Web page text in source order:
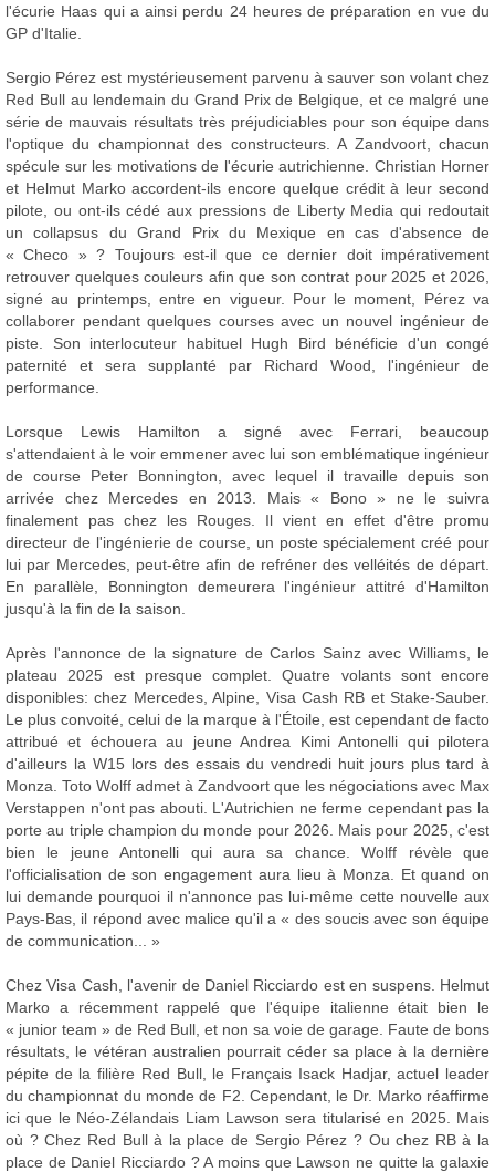
l'écurie Haas qui a ainsi perdu 24 heures de préparation en vue du
GP d'Italie.
Sergio Pérez est mystérieusement parvenu à sauver son volant chez
Red Bull au lendemain du Grand Prix de Belgique, et ce malgré une
série de mauvais résultats très préjudiciables pour son équipe dans
l'optique du championnat des constructeurs. A Zandvoort, chacun
spécule sur les motivations de l'écurie autrichienne. Christian Horner
et Helmut Marko accordent-ils encore quelque crédit à leur second
pilote, ou ont-ils cédé aux pressions de Liberty Media qui redoutait
un collapsus du Grand Prix du Mexique en cas d'absence de
« Checo » ? Toujours est-il que ce dernier doit impérativement
retrouver quelques couleurs afin que son contrat pour 2025 et 2026,
signé au printemps, entre en vigueur. Pour le moment, Pérez va
collaborer pendant quelques courses avec un nouvel ingénieur de
piste. Son interlocuteur habituel Hugh Bird bénéficie d'un congé
paternité et sera supplanté par Richard Wood, l'ingénieur de
performance.
Lorsque Lewis Hamilton a signé avec Ferrari, beaucoup
s'attendaient à le voir emmener avec lui son emblématique ingénieur
de course Peter Bonnington, avec lequel il travaille depuis son
arrivée chez Mercedes en 2013. Mais « Bono » ne le suivra
finalement pas chez les Rouges. Il vient en effet d'être promu
directeur de l'ingénierie de course, un poste spécialement créé pour
lui par Mercedes, peut-être afin de refréner des velléités de départ.
En parallèle, Bonnington demeurera l'ingénieur attitré d'Hamilton
jusqu'à la fin de la saison.
Après l'annonce de la signature de Carlos Sainz avec Williams, le
plateau 2025 est presque complet. Quatre volants sont encore
disponibles: chez Mercedes, Alpine, Visa Cash RB et Stake-Sauber.
Le plus convoité, celui de la marque à l'Étoile, est cependant de facto
attribué et échouera au jeune Andrea Kimi Antonelli qui pilotera
d'ailleurs la W15 lors des essais du vendredi huit jours plus tard à
Monza. Toto Wolff admet à Zandvoort que les négociations avec Max
Verstappen n'ont pas abouti. L'Autrichien ne ferme cependant pas la
porte au triple champion du monde pour 2026. Mais pour 2025, c'est
bien le jeune Antonelli qui aura sa chance. Wolff révèle que
l'officialisation de son engagement aura lieu à Monza. Et quand on
lui demande pourquoi il n'annonce pas lui-même cette nouvelle aux
Pays-Bas, il répond avec malice qu'il a « des soucis avec son équipe
de communication... »
Chez Visa Cash, l'avenir de Daniel Ricciardo est en suspens. Helmut
Marko a récemment rappelé que l'équipe italienne était bien le
« junior team » de Red Bull, et non sa voie de garage. Faute de bons
résultats, le vétéran australien pourrait céder sa place à la dernière
pépite de la filière Red Bull, le Français Isack Hadjar, actuel leader
du championnat du monde de F2. Cependant, le Dr. Marko réaffirme
ici que le Néo-Zélandais Liam Lawson sera titularisé en 2025. Mais
où ? Chez Red Bull à la place de Sergio Pérez ? Ou chez RB à la
place de Daniel Ricciardo ? A moins que Lawson ne quitte la galaxie